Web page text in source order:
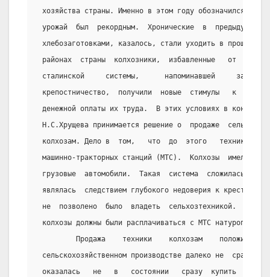
хозяйства страны. Именно в этом году обозначился
урожай  был  рекордным.  Хронические  в  предыдущие
хлебозаготовками, казалось, стали уходить в
районах  страны  колхозники,  избавленные   от
сталинской     системы,      напоминавшей
крепостничество,  получили  новые  стимулы   к
денежной оплаты их труда.  В этих условиях в конце
Н.С.Хрущева принимается решение о  продаже
колхозам. Дело в  том,   что  до  этого   техника
машинно-тракторных станций (МТС).  Колхозы  имели
грузовые  автомобили.  Такая  система  сложилась  с
являлась  следствием глубокого недоверия к
не  позволено  было  владеть  сельхозтехникой.  За
колхозы должны были расплачиваться с МТС натуроплатой.
Продажа    техники    колхозам
сельскохозяйственном производстве далеко не
оказалась   не   в   состоянии   сразу  купить  и